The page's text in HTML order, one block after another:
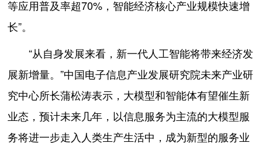
等应用普及率超70%，智能经济核心产业规模快速增
长”。
“从自身发展来看，新一代人工智能将带来经济发
展新增量。”中国电子信息产业发展研究院未来产业研
究中心所长蒲松涛表示，大模型和智能体有望催生新
业态，预计未来几年，以信息服务为主流的大模型服
务将进一步走入人类生产生活中，成为新型的服务业